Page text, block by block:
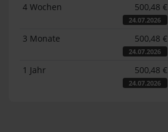
4 Wochen
500,48 €
24.07.2026
3 Monate 500,48 €
24.07.2026
1 Jahr 500,48 €
24.07.2026